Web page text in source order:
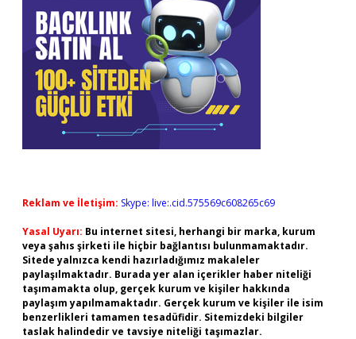
Reklam ve İletişim: Skype: live:.cid.575569c608265c69
Yasal Uyarı: Bu internet sitesi, herhangi bir marka, kurum
veya şahıs şirketi ile hiçbir bağlantısı bulunmamaktadır.
Sitede yalnızca kendi hazırladığımız makaleler
paylaşılmaktadır. Burada yer alan içerikler haber niteliği
taşımamakta olup, gerçek kurum ve kişiler hakkında
paylaşım yapılmamaktadır. Gerçek kurum ve kişiler ile isim
benzerlikleri tamamen tesadüfidir. Sitemizdeki bilgiler
taslak halindedir ve tavsiye niteliği taşımazlar.